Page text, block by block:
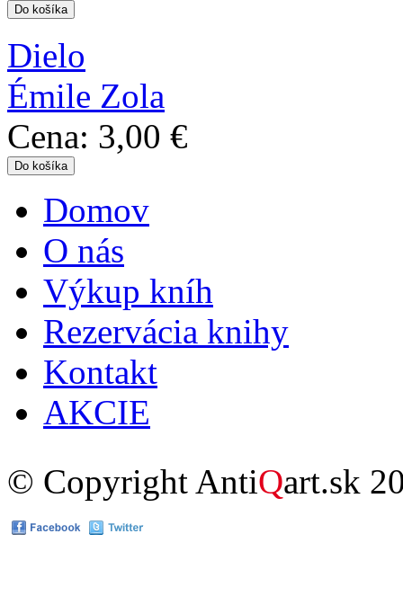
Dielo
Émile Zola
Cena: 3,00 €
Hlavné menu
Domov
O nás
Výkup kníh
Rezervácia knihy
Kontakt
AKCIE
© Copyright AntiQart.sk